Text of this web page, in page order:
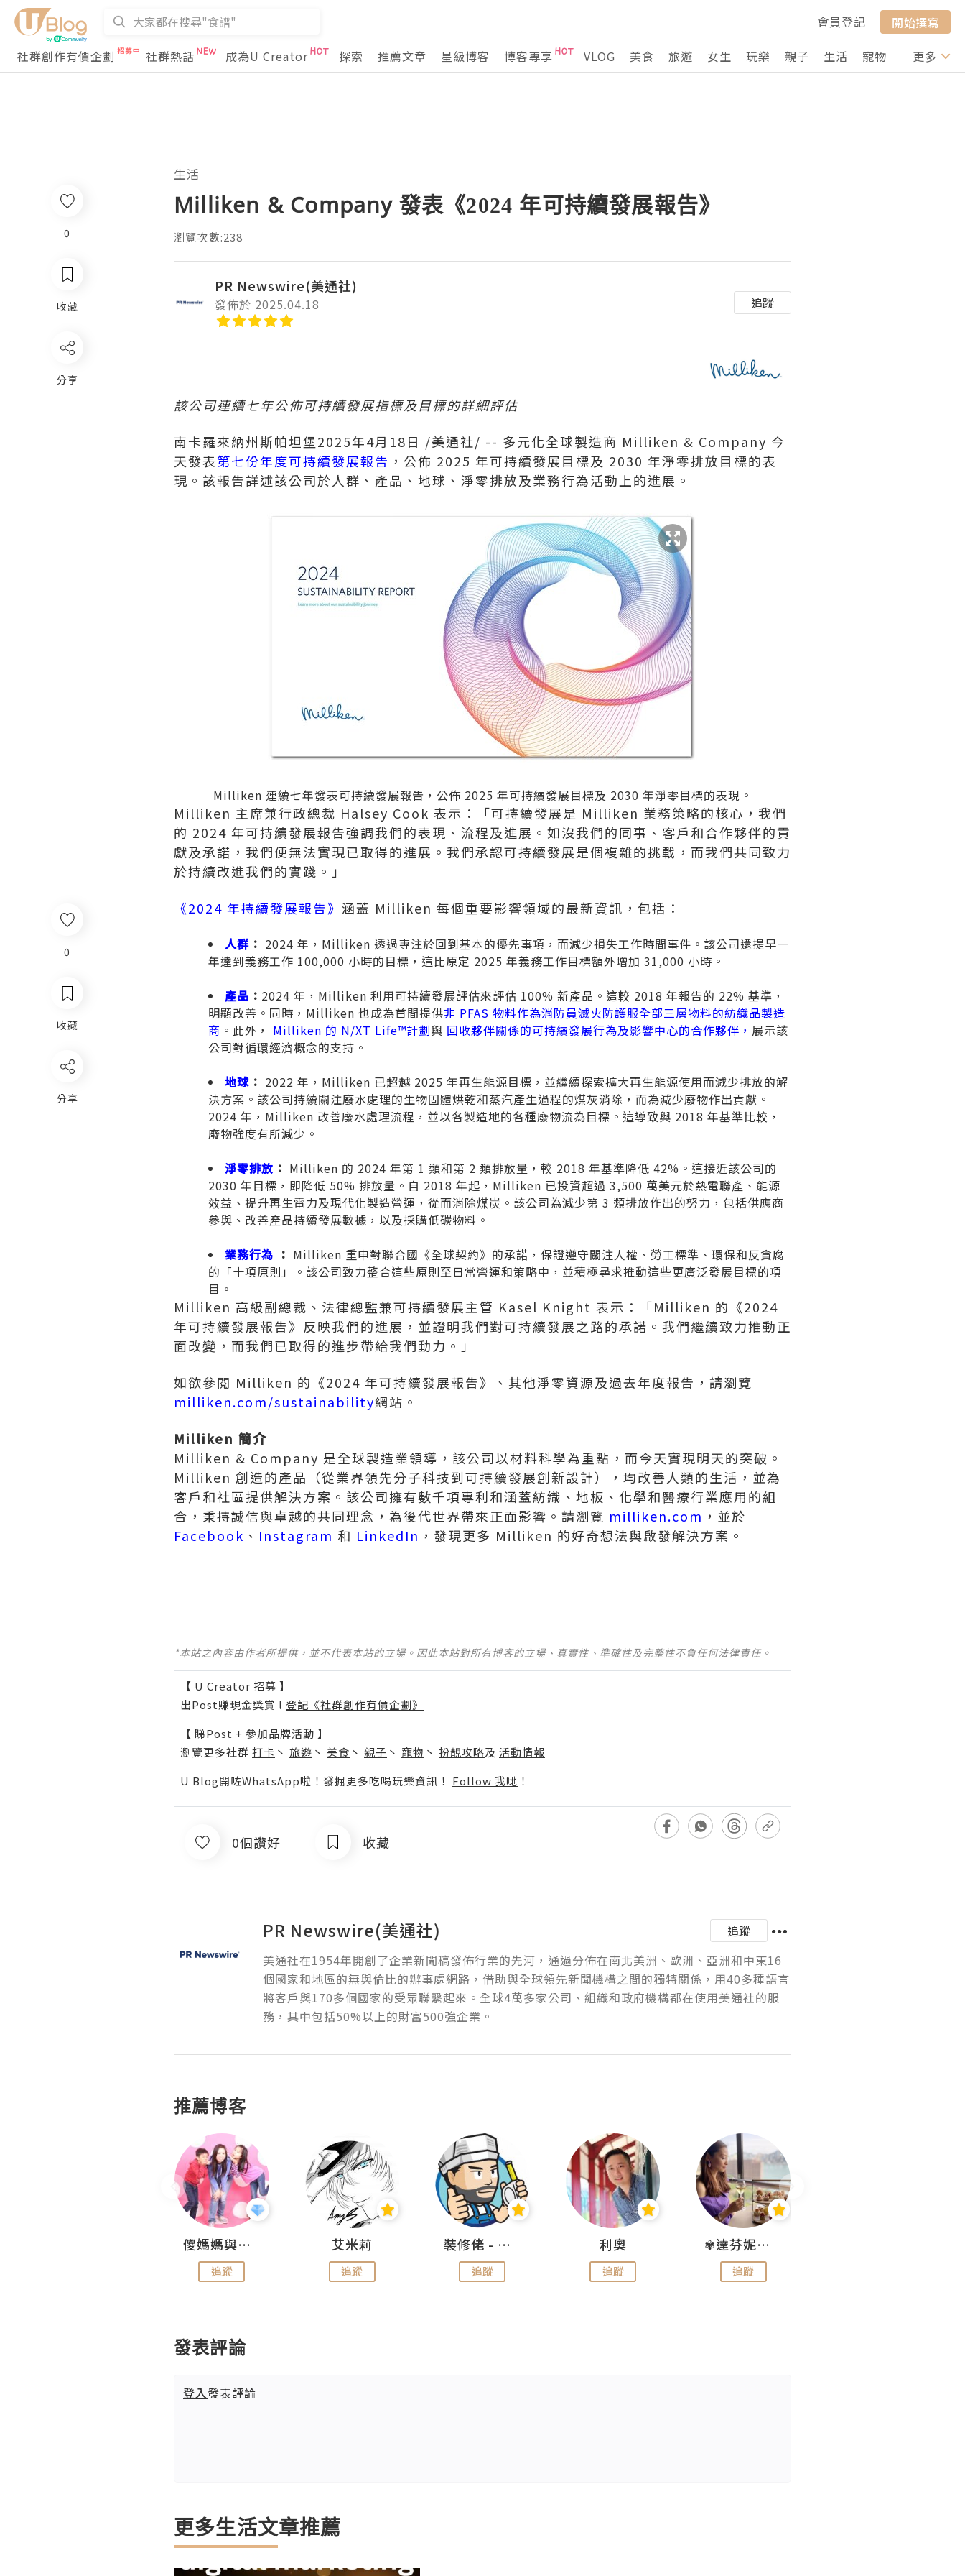
會員登記
開始撰寫
社群創作有價企劃
社群熱話 成為U Creator 探索 推薦文章 星級博客 博客專享 VLOG 美食 旅遊 女生 玩樂 親子 生活 寵物 行山 打卡
更多
0
收藏
分享
生活
Milliken & Company 發表《2024 年可持續發展報告》
瀏覽次數:238
PR Newswire(美通社)
發佈於 2025.04.18 追蹤
該公司連續七年公佈可持續發展指標及目標的詳細評估
南卡羅來納州斯帕坦堡2025年4月18日 /美通社/ -- 多元化全球製造商 Milliken & Company 今
天發表第七份年度可持續發展報告 ，公佈 2025 年可持續發展目標及 2030 年淨零排放目標的表
現。該報告詳述該公司於人群、產品、地球、淨零排放及業務行為活動上的進展。
Milliken 連續七年發表可持續發展報告，公佈 2025 年可持續發展目標及 2030 年淨零目標的表現。
Milliken 主席兼行政總裁 Halsey Cook 表示：「可持續發展是 Milliken 業務策略的核心，我們
的 2024 年可持續發展報告強調我們的表現、流程及進展。如沒我們的同事、客戶和合作夥伴的貢
獻及承諾，我們便無法實現已取得的進展。我們承認可持續發展是個複雜的挑戰，而我們共同致力
於持續改進我們的實踐。」
《2024 年持續發展報告》 涵蓋 Milliken 每個重要影響領域的最新資訊，包括：
人群 ： 2024 年，Milliken 透過專注於回到基本的優先事項，而減少損失工作時間事件。該公司還提早一
年達到義務工作 100,000 小時的目標，這比原定 2025 年義務工作目標額外增加 31,000 小時。
產品 ： 2024 年，Milliken 利用可持續發展評估來評估 100% 新產品。這較 2018 年報告的 22% 基準，
明顯改善。同時，Milliken 也成為首間提供非 PFAS 物料作為消防員滅火防護服全部三層物料的紡織品製造
商 。此外， Milliken 的 N/XT Life™計劃與 回收夥伴關係的可持續發展行為及影響中心的合作夥伴， 展示該
公司對循環經濟概念的支持。
地球 ： 2022 年，Milliken 已超越 2025 年再生能源目標，並繼續探索擴大再生能源使用而減少排放的解
決方案。該公司持續關注廢水處理的生物固體烘乾和蒸汽產生過程的煤灰消除，而為減少廢物作出貢獻。
2024 年，Milliken 改善廢水處理流程，並以各製造地的各種廢物流為目標。這導致與 2018 年基準比較，
廢物強度有所減少。
淨零排放 ： Milliken 的 2024 年第 1 類和第 2 類排放量，較 2018 年基準降低 42%。這接近該公司的
2030 年目標，即降低 50% 排放量。自 2018 年起，Milliken 已投資超過 3,500 萬美元於熱電聯產、能源
效益、提升再生電力及現代化製造營運，從而消除煤炭。該公司為減少第 3 類排放作出的努力，包括供應商
參與、改善產品持續發展數據，以及採購低碳物料。
業務行為 ： Milliken 重申對聯合國《全球契約》的承諾，保證遵守關注人權、勞工標準、環保和反貪腐
的「十項原則」。該公司致力整合這些原則至日常營運和策略中，並積極尋求推動這些更廣泛發展目標的項
目。
Milliken 高級副總裁、法律總監兼可持續發展主管 Kasel Knight 表示：「Milliken 的《2024
年可持續發展報告》反映我們的進展，並證明我們對可持續發展之路的承諾。我們繼續致力推動正
面改變，而我們已取得的進步帶給我們動力。」
如欲參閱 Milliken 的《2024 年可持續發展報告》、其他淨零資源及過去年度報告，請瀏覽
milliken.com/sustainability網站。
Milliken 簡介
Milliken & Company 是全球製造業領導，該公司以材料科學為重點，而今天實現明天的突破。
Milliken 創造的產品（從業界領先分子科技到可持續發展創新設計），均改善人類的生活，並為
客戶和社區提供解決方案。該公司擁有數千項專利和涵蓋紡織、地板、化學和醫療行業應用的組
合，秉持誠信與卓越的共同理念，為後代世界帶來正面影響。請瀏覽 milliken.com ，並於
Facebook 、 Instagram 和 LinkedIn ，發現更多 Milliken 的好奇想法與啟發解決方案。
*本站之內容由作者所提供，並不代表本站的立場。因此本站對所有博客的立場、真實性、準確性及完整性不負任何法律責任。
【 U Creator 招募 】
出Post賺現金獎賞 l 登記《社群創作有價企劃》
【 睇Post + 參加品牌活動 】
瀏覽更多社群 打卡 丶 旅遊 丶 美食 丶 親子 丶 寵物 丶 扮靚攻略及 活動情報
U Blog開咗WhatsApp啦！發掘更多吃喝玩樂資訊！ Follow 我哋 ！
0個讚好 收藏
PR Newswire(美通社)
追蹤
美通社在1954年開創了企業新聞稿發佈行業的先河，通過分佈在南北美洲、歐洲、亞洲和中東16
個國家和地區的無與倫比的辦事處網路，借助與全球領先新聞機構之間的獨特關係，用40多種語言
將客戶與170多個國家的受眾聯繫起來。全球4萬多家公司、組織和政府機構都在使用美通社的服
務，其中包括50%以上的財富500強企業。
推薦博客
儍媽媽與兩隻小魔怪之家
追蹤
艾米莉
追蹤
裝修佬 - 香港一站式網上裝修平台
追蹤
利奧
追蹤
✾達芬妮•愛孩子•愛生活✾
追蹤
發表評論
登入發表評論
更多生活文章推薦
0
收藏
分享